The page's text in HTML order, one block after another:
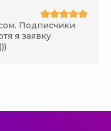
Подписчики
я заявку